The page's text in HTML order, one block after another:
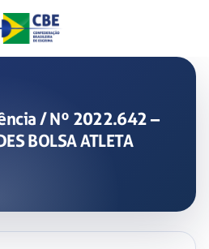
/ Nº 2022.642 –
BOLSA ATLETA